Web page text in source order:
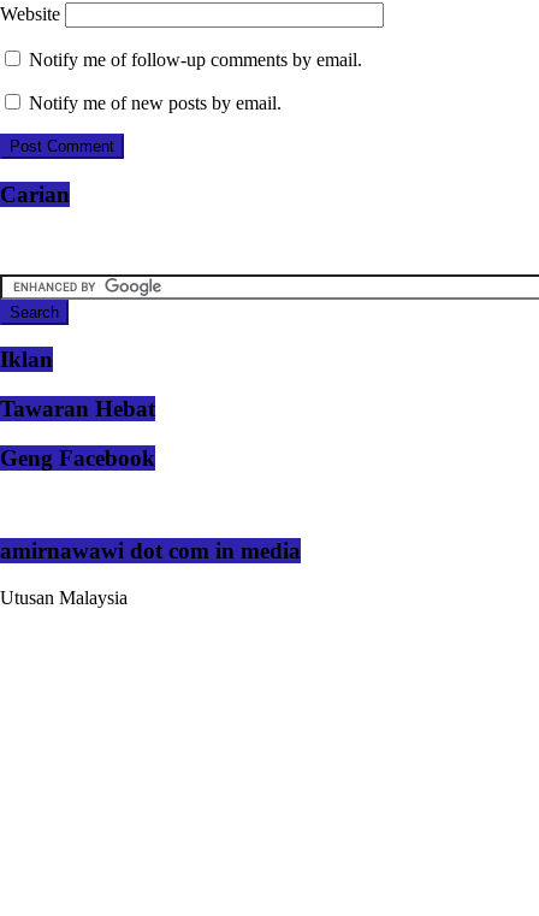
Website
Notify me of follow-up comments by email.
Notify me of new posts by email.
Carian
Iklan
Tawaran Hebat
Geng Facebook
amirnawawi dot com in media
Utusan Malaysia